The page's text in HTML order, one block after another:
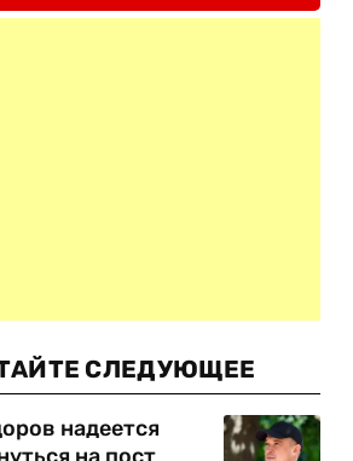
СЛЕДУЮЩЕЕ
надеется